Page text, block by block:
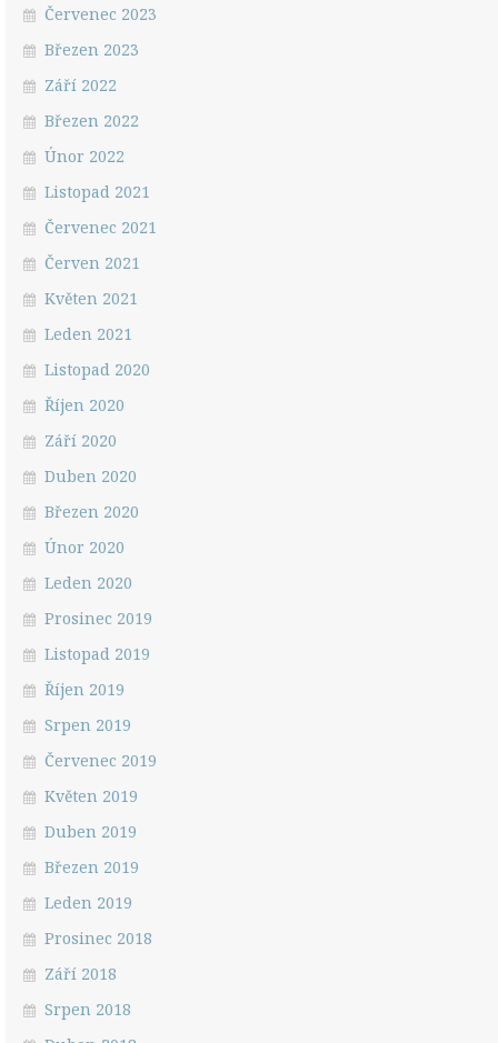
Červenec 2023
Březen 2023
Září 2022
Březen 2022
Únor 2022
Listopad 2021
Červenec 2021
Červen 2021
Květen 2021
Leden 2021
Listopad 2020
Říjen 2020
Září 2020
Duben 2020
Březen 2020
Únor 2020
Leden 2020
Prosinec 2019
Listopad 2019
Říjen 2019
Srpen 2019
Červenec 2019
Květen 2019
Duben 2019
Březen 2019
Leden 2019
Prosinec 2018
Září 2018
Srpen 2018